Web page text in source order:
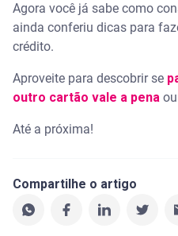
Agora você já sabe como
ainda conferiu dicas para
crédito.
Aproveite para descobrir se
outro cartão vale a pena
Até a próxima!
Compartilhe o artigo